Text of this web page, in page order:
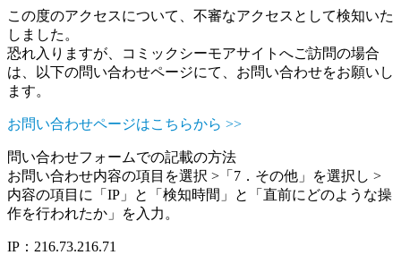
この度のアクセスについて、不審なアクセスとして検知いた
しました。
恐れ入りますが、コミックシーモアサイトへご訪問の場合
は、以下の問い合わせページにて、お問い合わせをお願いし
ます。
お問い合わせページはこちらから >>
問い合わせフォームでの記載の方法
お問い合わせ内容の項目を選択 >「7．その他」を選択し >
内容の項目に「IP」と「検知時間」と「直前にどのような操
作を行われたか」を入力。
IP：216.73.216.71